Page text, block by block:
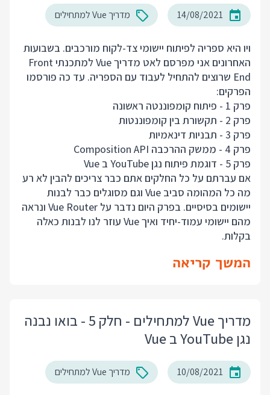
14/08/2021 מדריך Vue למתחילים
ויו היא ספריה לפיתוח יישומי צד-לקוח מורכבים. בשבועות
האחרונים אני מפרסם לאט מדריך Vue למתכנתי Front
End שרוצים להתחיל לעבוד עם הספריה. עד כה פורסמו
הפרקים:
פרק 1 - פיתוח קומפוננטה ראשונה
פרק 2 - תקשורת בין קומפוננטות
פרק 3 - תבניות דינאמיות
פרק 4 - ממשק ההרכבה Composition API
פרק 5 - דוגמת פיתוח נגן YouTube ב Vue
אם עברתם על כל החלקים אתם כבר צריכים להבין לא רע
מה כל המהומה סביב Vue וגם מסוגלים כבר לבנות
יישומים בסיסיים. בפרק היום נדבר על Vue Router ונראה
מהם יישומי עמוד-יחיד ואיך Vue עוזר לנו לבנות כאלה
בקלות.
המשך קריאה
מדריך Vue למתחילים - חלק 5 - בואו נבנה
נגן YouTube ב Vue
10/08/2021 מדריך Vue למתחילים